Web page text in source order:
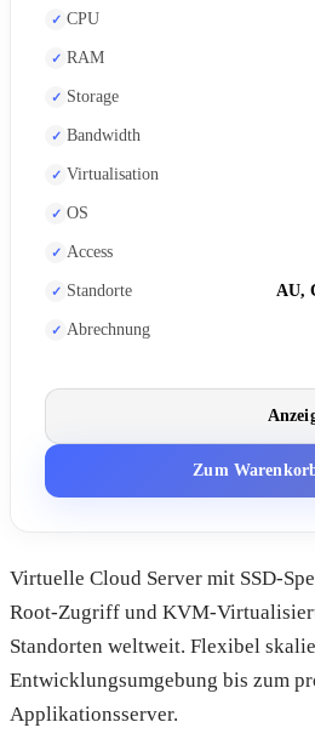
CPU
RAM
Storage
Bandwidth
Virtualisation
OS
Access
Standorte AU,
Abrechnung
Zum
Virtuelle Cloud Server mit SSD-
Root-Zugriff und KVM-
Standorten weltweit. Flexibel
Entwicklungsumgebung bis zum
Applikationsserver.